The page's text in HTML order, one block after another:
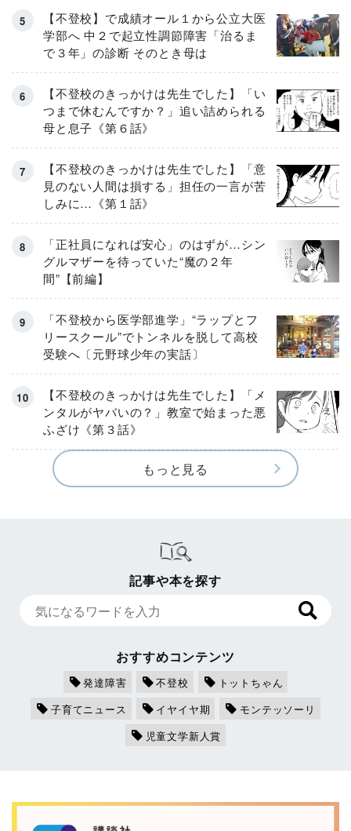
【不登校】で成績オール１から公立大医
学部へ 中２で起立性調節障害「治るま
で３年」の診断 そのとき母は
【不登校のきっかけは先生でした】「い
つまで休むんですか？」追い詰められる
母と息子《第６話》
【不登校のきっかけは先生でした】「意
見のない人間は損する」担任の一言が苦
しみに…《第１話》
「正社員になれば安心」のはずが…シン
グルマザーを待っていた“魔の２年
間”【前編】
「不登校から医学部進学」“ラップとフ
リースクール”でトンネルを脱して高校
受験へ〔元野球少年の実話〕
【不登校のきっかけは先生でした】「メ
ンタルがヤバいの？」教室で始まった悪
ふざけ《第３話》
もっと見る
記事や本を探す
おすすめコンテンツ
発達障害 不登校
トットちゃん
子育てニュース
イヤイヤ期
モンテッソーリ
児童文学新人賞